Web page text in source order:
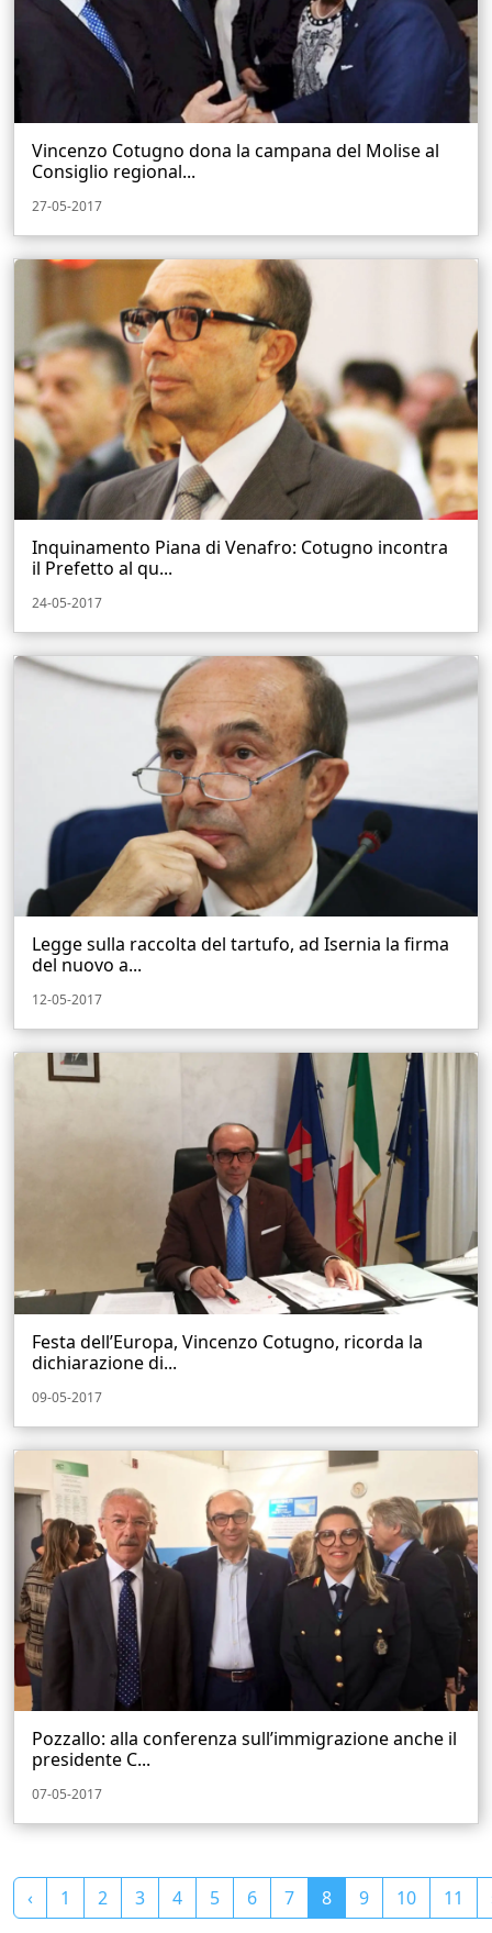
Vincenzo Cotugno dona la campana del Molise al
Consiglio regional...
27-05-2017
Inquinamento Piana di Venafro: Cotugno incontra
il Prefetto al qu...
24-05-2017
Legge sulla raccolta del tartufo, ad Isernia la firma
del nuovo a...
12-05-2017
Festa dell’Europa, Vincenzo Cotugno, ricorda la
dichiarazione di...
09-05-2017
Pozzallo: alla conferenza sull’immigrazione anche il
presidente C...
07-05-2017
‹ 1 2 3 4 5 6 7 8 9 10 11